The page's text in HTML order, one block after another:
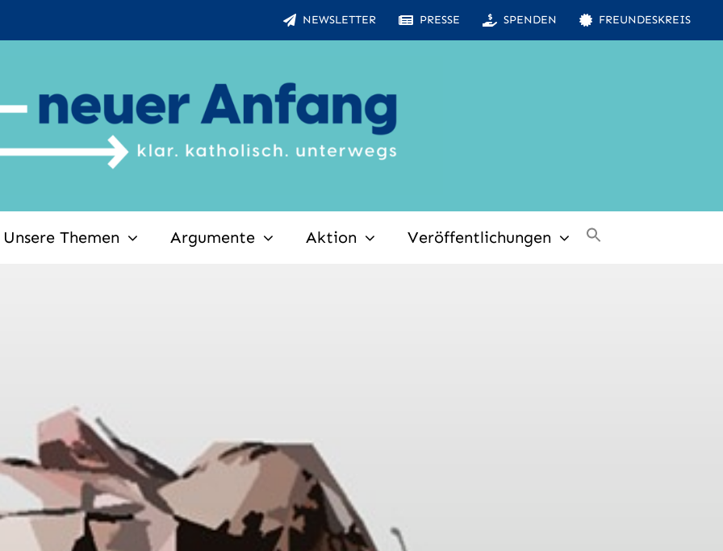
NEWSLETTER PRESSE SPENDEN FREUNDESKREIS
Unsere Themen Argumente Aktion Veröffentlichungen